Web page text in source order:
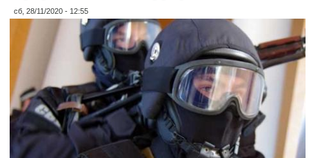
сб, 28/11/2020 - 12:55